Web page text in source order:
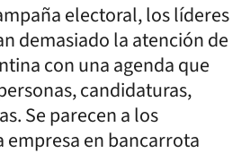
electoral, los líderes
demasiado la atención de
con una agenda que
candidaturas,
Se parecen a los
empresa en bancarrota